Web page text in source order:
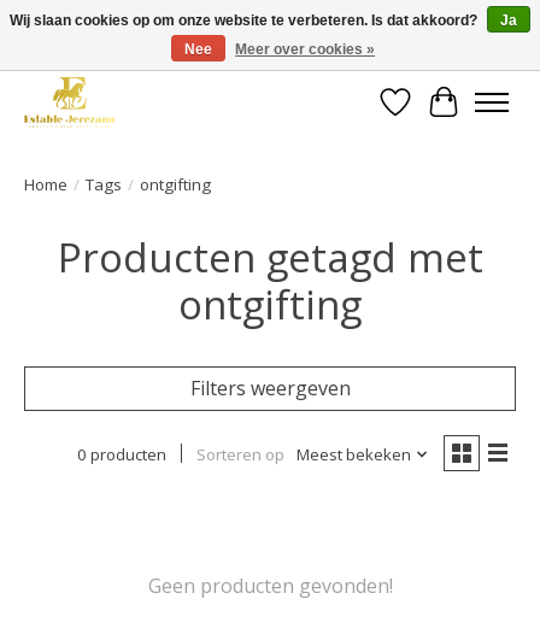
Gratis verzending vanaf €49 op een groot deel van ons assortiment
Verlanglijst
Home / Tags / ontgifting
Producten getagd met
ontgifting
Filters weergeven
0 producten Sorteren op Meest bekeken
Geen producten gevonden!
Wij slaan cookies op om onze website te verbeteren. Is dat akkoord?
Ja
Nee
Meer over cookies »